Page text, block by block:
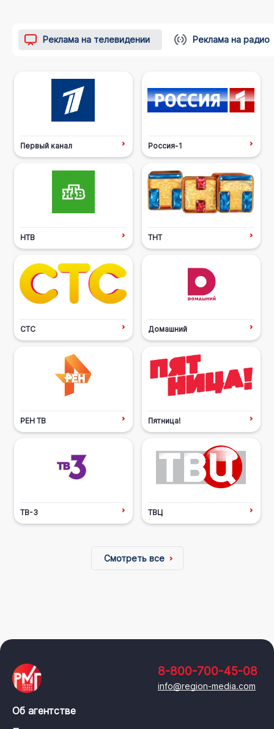
Реклама на телевидении Реклама на радио
Первый канал Россия-1
НТВ ТНТ
СТС Домашний
РЕН ТВ Пятница!
ТВ-3 ТВЦ
Смотреть все
8-800-700-45-08
info@region-media.com
Об агентстве